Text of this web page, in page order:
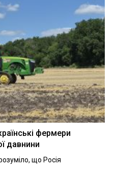
фермери
давнини
що Росія